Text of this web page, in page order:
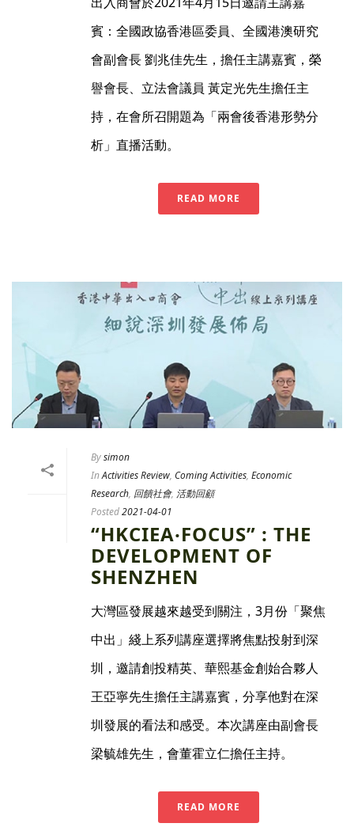
賓：全國政協香港區委員、全國港澳研究
會副會長 劉兆佳先生，擔任主講嘉賓，榮
譽會長、立法會議員 黃定光先生擔任主
持，在會所召開題為「兩會後香港形勢分
析」直播活動。
READ MORE
Bysimon
InActivities Review, Coming Activities, Economic
Research, 回饋社會, 活動回顧
Posted2021-04-01
“HKCIEA‧FOCUS” : THE
DEVELOPMENT OF
SHENZHEN
大灣區發展越來越受到關注，3月份「聚焦
中出」綫上系列講座選擇將焦點投射到深
圳，邀請創投精英、華熙基金創始合夥人
王亞寧先生擔任主講嘉賓，分享他對在深
圳發展的看法和感受。本次講座由副會長
梁毓雄先生，會董霍立仁擔任主持。
READ MORE